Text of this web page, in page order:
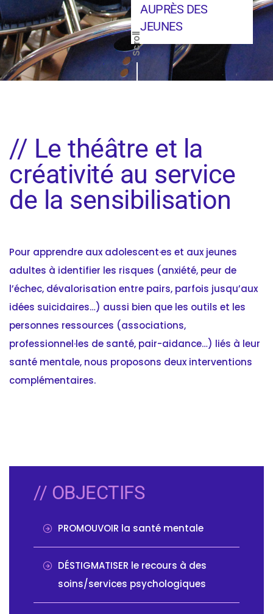
Scroll
AUPRÈS DES
JEUNES
// Le théâtre et la
créativité au service
de la sensibilisation
Pour apprendre aux adolescent·es et aux jeunes
adultes à identifier les risques (anxiété, peur de
l’échec, dévalorisation entre pairs, parfois jusqu’aux
idées suicidaires…) aussi bien que les outils et les
personnes ressources (associations,
professionnel·les de santé, pair-aidance…) liés à leur
santé mentale, nous proposons deux interventions
complémentaires.
// OBJECTIFS
PROMOUVOIR la santé mentale
DÉSTIGMATISER le recours à des
soins/services psychologiques